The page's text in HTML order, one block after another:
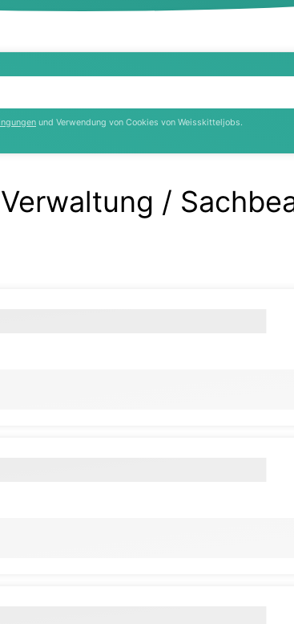
und Verwendung von Cookies von Weisskitteljobs.
/